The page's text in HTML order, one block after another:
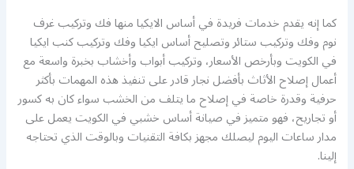
كما إنه يقدم خدمات فريدة في أساس الايكيا منها فك وتركيب غرف
نوم وفك وتركيب ستائر وتصليح أساس ايكيا وفك وتركيب كنب ايكيا
في الكويت وبأرخص الأسعار، وتركيب أبواب وأخشاب بخبرة واسعة مع
أعمال إصلاح الأثاث بأفضل نجار قادر على تنفيذ هذه المهمات بأكثر
حرفية وقدرة خاصة في إصلاح ما يتلف من الخشب سواء كان به كسور
أو تجاريح، فهو متميز في صيانة أساس خشبي في الكويت يعمل على
مدار ساعات اليوم ليصلك مجهز بكافة التقنيات وبالوقت الذي تحتاجه
إلينا.